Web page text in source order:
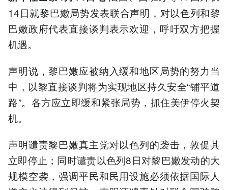
14日就黎巴嫩局势发表联合声明，对以色列和黎
巴嫩政府代表直接谈判表示欢迎，呼吁双方把握
机遇。
声明说，黎巴嫩应被纳入缓和地区局势的努力当
中，以黎直接谈判将为实现地区持久安全“铺平道
路”。各方应立即缓和紧张局势，抓住美伊停火契
机。
声明谴责黎巴嫩真主党对以色列的袭击，敦促其
立即停止；同时谴责以色列8日对黎巴嫩发动的大
规模空袭，强调平民和民用设施必须依据国际人